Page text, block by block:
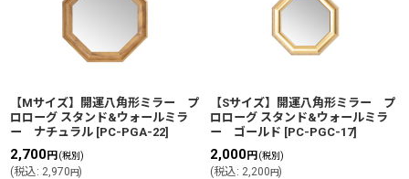
【Mサイズ】開運八角形ミラー プ
ロローグ スタンド&ウォールミラ
ー ナチュラル [PC-PGA-22]
2,700円(税別)
(税込: 2,970円)
【Sサイズ】開運八角形ミラー プ
ロローグ スタンド&ウォールミラ
ー ゴールド [PC-PGC-17]
2,000円(税別)
(税込: 2,200円)